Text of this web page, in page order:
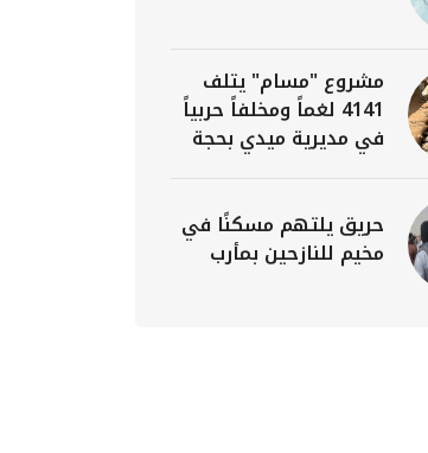
مشروع "مسام" يتلف
4141 لغماً ومخلفاً حربياً
في مديرية ميدي بحجة
حريق يلتهم مسكنًا في
مخيم للنازحين بمأرب